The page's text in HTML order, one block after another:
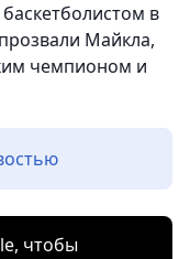
в
Майкла,
чемпионом и
чтобы